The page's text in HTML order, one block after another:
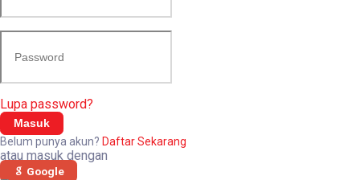
Lupa password?
Masuk
Belum punya akun? Daftar Sekarang
atau masuk dengan
Google